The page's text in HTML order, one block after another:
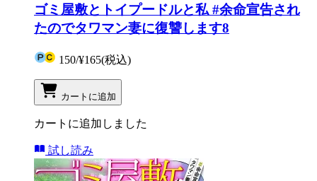
ゴミ屋敷とトイプードルと私 #余命宣告され
たのでタワマン妻に復讐します8
150/¥165(税込)
カートに追加
カートに追加しました
試し読み